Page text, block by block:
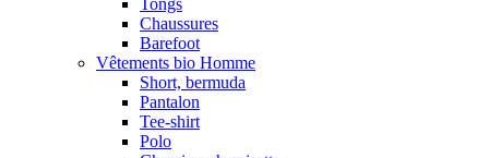
Tongs
Chaussures
Barefoot
Vêtements bio Homme
Short, bermuda
Pantalon
Tee-shirt
Polo